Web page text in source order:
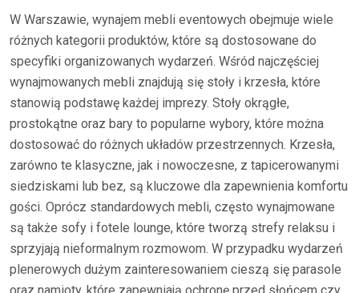
W Warszawie, wynajem mebli eventowych obejmuje wiele
różnych kategorii produktów, które są dostosowane do
specyfiki organizowanych wydarzeń. Wśród najczęściej
wynajmowanych mebli znajdują się stoły i krzesła, które
stanowią podstawę każdej imprezy. Stoły okrągłe,
prostokątne oraz bary to popularne wybory, które można
dostosować do różnych układów przestrzennych. Krzesła,
zarówno te klasyczne, jak i nowoczesne, z tapicerowanymi
siedziskami lub bez, są kluczowe dla zapewnienia komfortu
gości. Oprócz standardowych mebli, często wynajmowane
są także sofy i fotele lounge, które tworzą strefy relaksu i
sprzyjają nieformalnym rozmowom. W przypadku wydarzeń
plenerowych dużym zainteresowaniem cieszą się parasole